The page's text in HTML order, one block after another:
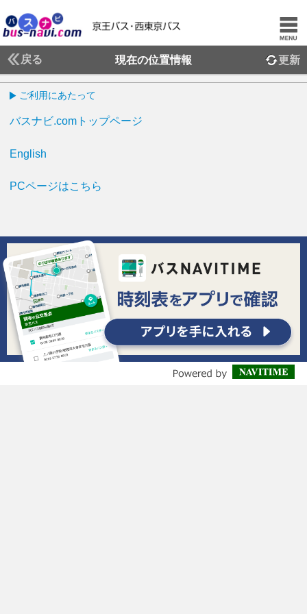
戻る 現在の位置情報 更新
ご利用にあたって
バスナビ.comトップページ
English
PCページはこちら